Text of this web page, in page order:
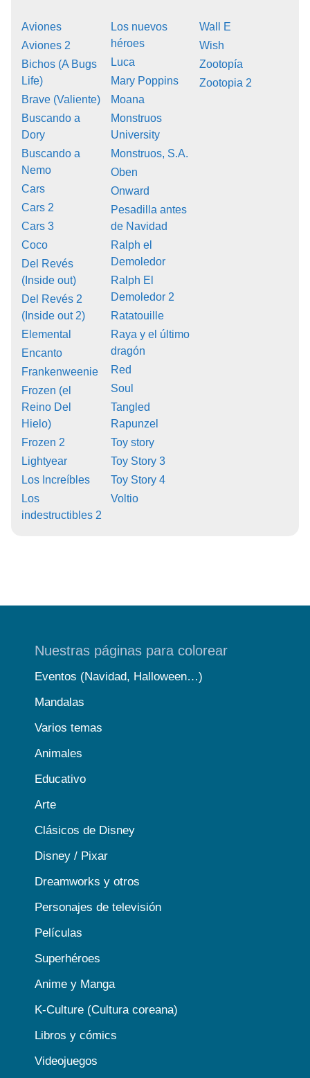
Aviones
Aviones 2
Bichos (A Bugs
Life)
Brave (Valiente)
Buscando a
Dory
Buscando a
Nemo
Cars
Cars 2
Cars 3
Coco
Del Revés
(Inside out)
Del Revés 2
(Inside out 2)
Elemental
Encanto
Frankenweenie
Frozen (el
Reino Del
Hielo)
Frozen 2
Lightyear
Los Increíbles
Los
indestructibles 2
Los nuevos
héroes
Luca
Mary Poppins
Moana
Monstruos
University
Monstruos, S.A.
Oben
Onward
Pesadilla antes
de Navidad
Ralph el
Demoledor
Ralph El
Demoledor 2
Ratatouille
Raya y el último
dragón
Red
Soul
Tangled
Rapunzel
Toy story
Toy Story 3
Toy Story 4
Voltio
Wall E
Wish
Zootopía
Zootopia 2
Nuestras páginas para colorear
Eventos (Navidad, Halloween…)
Mandalas
Varios temas
Animales
Educativo
Arte
Clásicos de Disney
Disney / Pixar
Dreamworks y otros
Personajes de televisión
Películas
Superhéroes
Anime y Manga
K-Culture (Cultura coreana)
Libros y cómics
Videojuegos